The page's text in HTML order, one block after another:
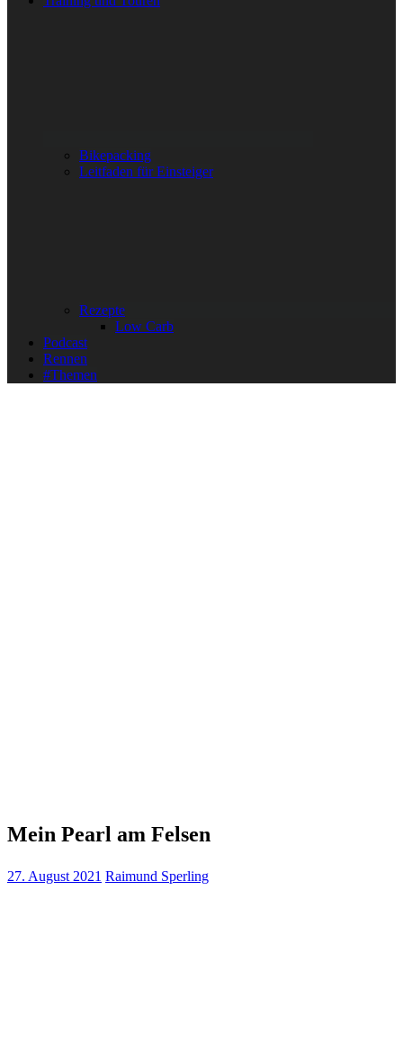
Bikepacking
Leitfaden für Einsteiger
Rezepte
Low Carb
Podcast
Rennen
#Themen
Mein Pearl am Felsen
27. August 2021 Raimund Sperling